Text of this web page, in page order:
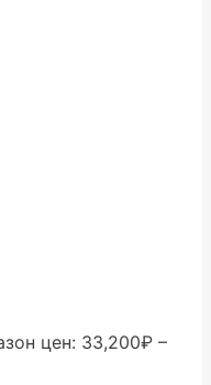
цен: 33,200₽ –